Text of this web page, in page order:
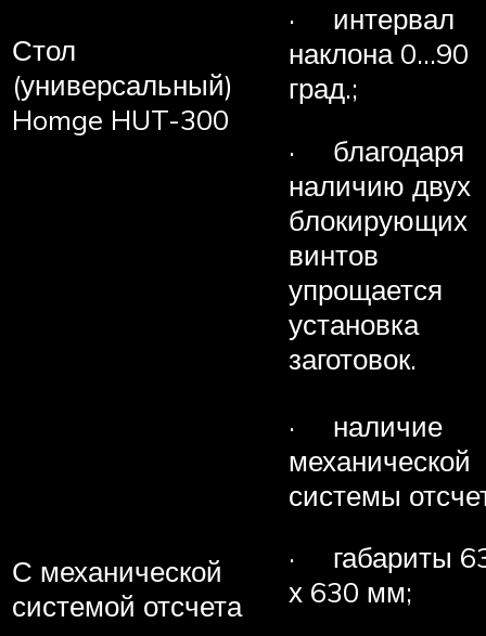
Стол
(универсальный)
Homge HUT-300
· интервал
наклона 0…90
град.;
· благодаря
наличию двух
блокирующих
винтов
упрощается
установка
заготовок.
С механической
системой отсчета
· наличие
механической
системы
· габариты
х 630 мм;